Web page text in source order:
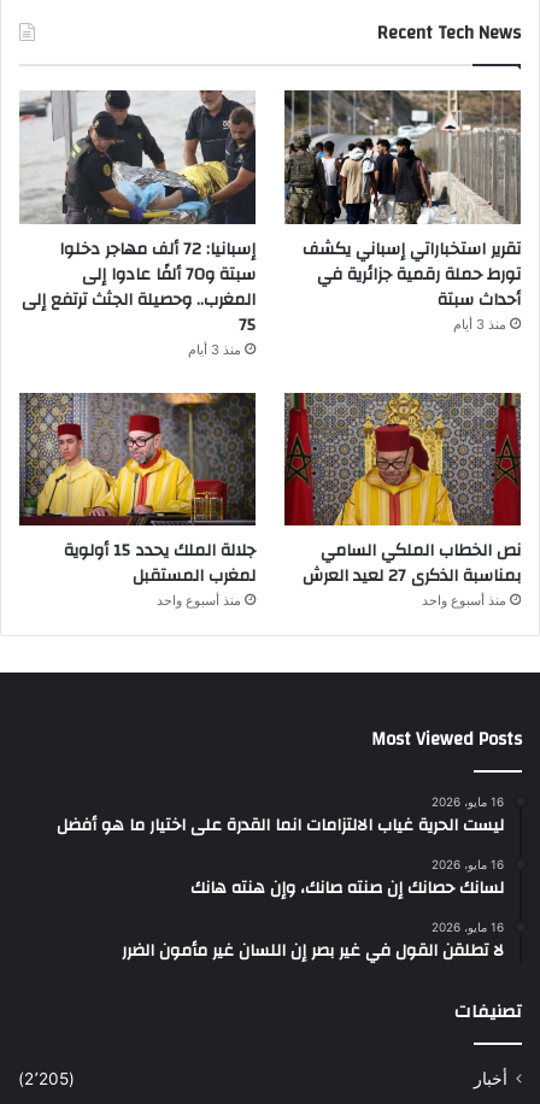
Recent Tech News
تقرير استخباراتي إسباني يكشف
تورط حملة رقمية جزائرية في
أحداث سبتة
منذ 3 أيام
إسبانيا: 72 ألف مهاجر دخلوا
سبتة و70 ألفًا عادوا إلى
المغرب.. وحصيلة الجثث ترتفع إلى
75
منذ 3 أيام
نص الخطاب الملكي السامي
بمناسبة الذكرى 27 لعيد العرش
منذ أسبوع واحد
جلالة الملك يحدد 15 أولوية
لمغرب المستقبل
منذ أسبوع واحد
Most Viewed Posts
16 مايو، 2026
ليست الحرية غياب الالتزامات انما القدرة على اختيار ما هو أفضل
16 مايو، 2026
لسانك حصانك إن صنته صانك، وإن هنته هانك
16 مايو، 2026
لا تطلقن القول في غير بصر إن اللسان غير مأمون الضرر
تصنيفات
أخبار
(2٬205)